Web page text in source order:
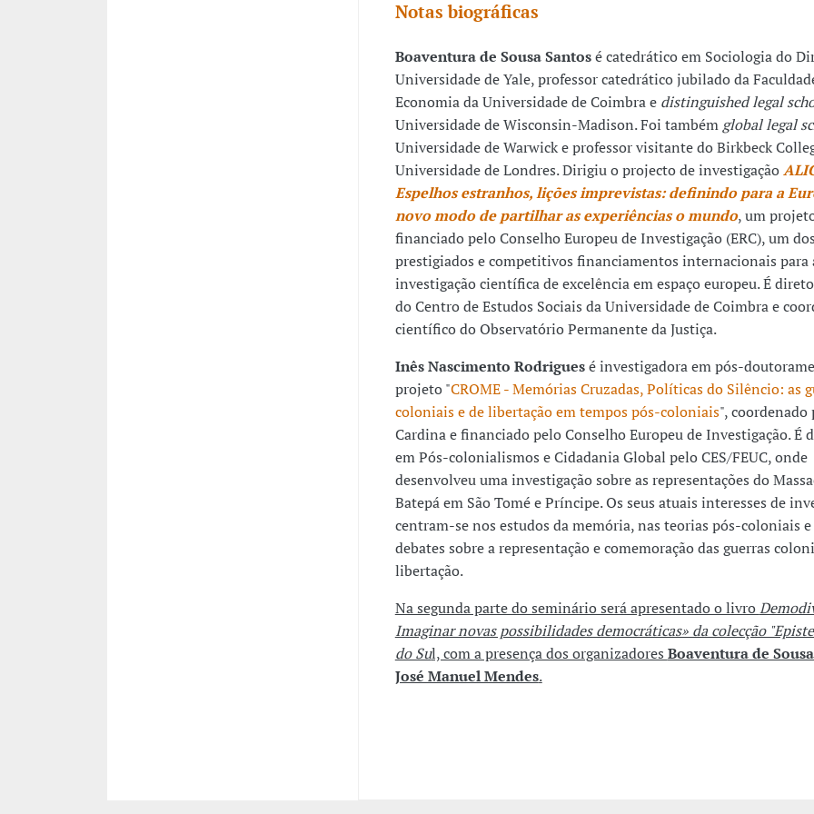
Notas biográficas
Boaventura de Sousa Santosé catedrático em Sociologia do
Universidade de Yale, professor catedrático jubilado da
Economia da Universidade de Coimbra e distinguished legal
Universidade de Wisconsin-Madison. Foi também global legal
Universidade de Warwick e professor visitante do Birkbeck
Universidade de Londres. Dirigiu o projecto de investigação
Espelhos estranhos, lições imprevistas: definindo para a
novo modo de partilhar as experiências o mundo, um
financiado pelo Conselho Europeu de Investigação (ERC), um
prestigiados e competitivos financiamentos internacionais para
investigação científica de excelência em espaço europeu. É
do Centro de Estudos Sociais da Universidade de Coimbra e
científico do Observatório Permanente da Justiça.
Inês Nascimento Rodriguesé investigadora em pós-
projeto "CROME - Memórias Cruzadas, Políticas do Silêncio: as
coloniais e de libertação em tempos pós-coloniais",
Cardina e financiado pelo Conselho Europeu de Investigação. É
em Pós-colonialismos e Cidadania Global pelo CES/FEUC, onde
desenvolveu uma investigação sobre as representações do
Batepá em São Tomé e Príncipe. Os seus atuais interesses de
centram-se nos estudos da memória, nas teorias pós-coloniais
debates sobre a representação e comemoração das guerras
libertação.
Na segunda parte do seminário será apresentado o livro
Imaginar novas possibilidades democráticas» da colecção
do Sul, com a presença dos organizadores Boaventura de
José Manuel Mendes.